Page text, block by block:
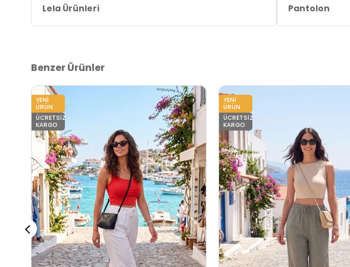
Menşei:Türkiye
Lela Ürünleri
Pantolon
Benzer Ürünler
YENI
ÜRÜN
ÜCRETSIZ
KARGO
YENI
ÜRÜN
ÜCRETSIZ
KARGO